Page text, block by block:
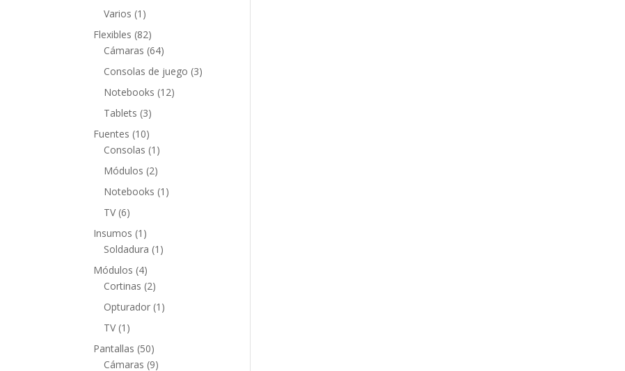
Varios 1 1
producto
Flexibles 8282
productos
Cámaras 6464
productos
Consolas de juego 33
Notebooks 1212
Tablets 33
productos
Fuentes 1010
productos
Consolas 1 1
producto
Módulos 22
productos
Notebooks 1 1
TV 66
productos
Insumos 1 1
producto
Soldadura 1 1
Módulos 44
productos
Cortinas 22
productos
Opturador 1 1
TV 1 1
producto
Pantallas 5050
productos
Cámaras 99